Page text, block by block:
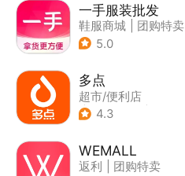
一手服装批发
鞋服商城
团购特卖
5.0
多点
超市/便利店
| 生鲜/买菜
4.3
WEMALL
返利
团购特卖